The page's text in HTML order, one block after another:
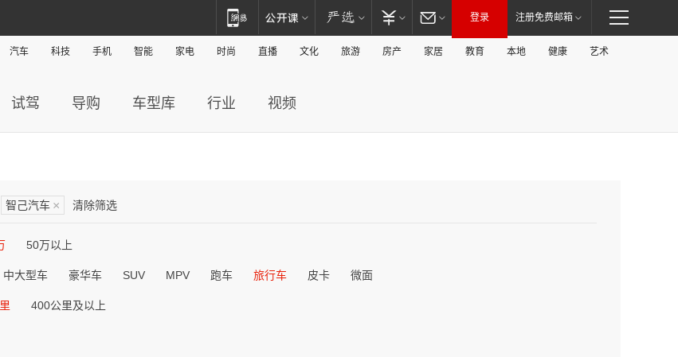
登录 注册免费邮箱
汽车 科技 手机 智能 家电 时尚 直播 文化 旅游 房产 家居 教育 本地 健康 艺术
试驾 导购 车型库 行业 视频
智己汽车 × 清除筛选
50万以上
中大型车 豪华车 SUV MPV 跑车 旅行车 皮卡 微面
400公里及以上